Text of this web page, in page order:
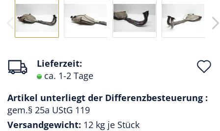
Lieferzeit:
ca. 1-2 Tage
Artikel unterliegt der Differenzbesteuerung :
gem.§ 25a UStG 119
Versandgewicht: 12 kg je Stück